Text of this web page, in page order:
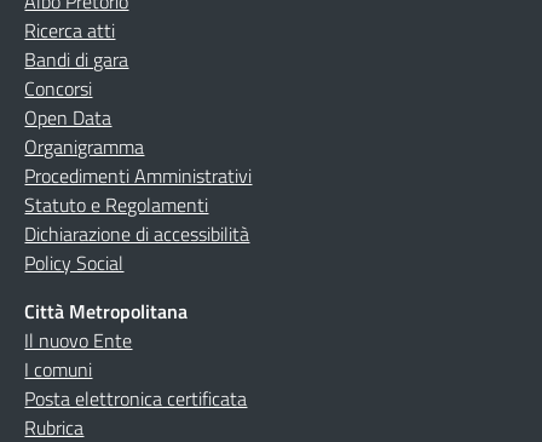
Ricerca atti
Bandi di gara
Concorsi
Open Data
Organigramma
Procedimenti Amministrativi
Statuto e Regolamenti
Dichiarazione di accessibilità
Policy Social
Città Metropolitana
Il nuovo Ente
I comuni
Posta elettronica certificata
Rubrica